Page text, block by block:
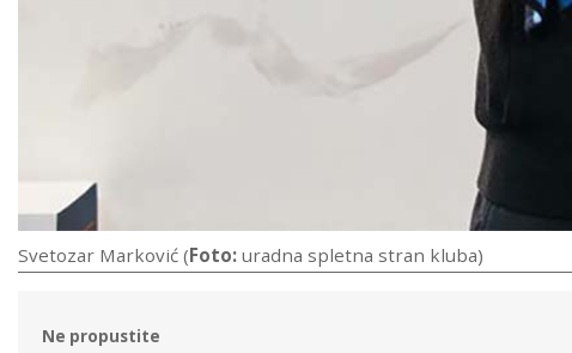
Svetozar Marković (Foto: uradna spletna stran kluba)
Ne propustite